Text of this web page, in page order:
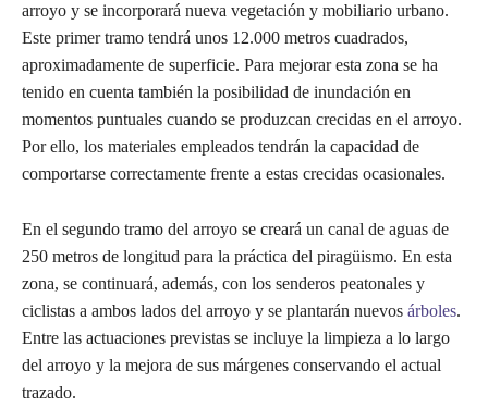
arroyo y se incorporará nueva vegetación y mobiliario urbano.
Este primer tramo tendrá unos 12.000 metros cuadrados,
aproximadamente de superficie. Para mejorar esta zona se ha
tenido en cuenta también la posibilidad de inundación en
momentos puntuales cuando se produzcan crecidas en el arroyo.
Por ello, los materiales empleados tendrán la capacidad de
comportarse correctamente frente a estas crecidas ocasionales.
En el segundo tramo del arroyo se creará un canal de aguas de
250 metros de longitud para la práctica del piragüismo. En esta
zona, se continuará, además, con los senderos peatonales y
ciclistas a ambos lados del arroyo y se plantarán nuevos árboles.
Entre las actuaciones previstas se incluye la limpieza a lo largo
del arroyo y la mejora de sus márgenes conservando el actual
trazado.